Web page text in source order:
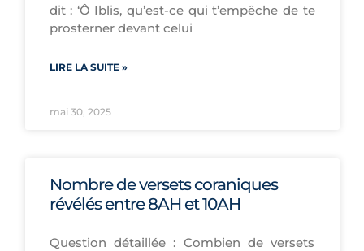
dit : ‘Ô Iblis, qu’est-ce qui t’empêche de te
prosterner devant celui
LIRE LA SUITE »
mai 30, 2025
Nombre de versets coraniques
révélés entre 8AH et 10AH
Question détaillée : Combien de versets